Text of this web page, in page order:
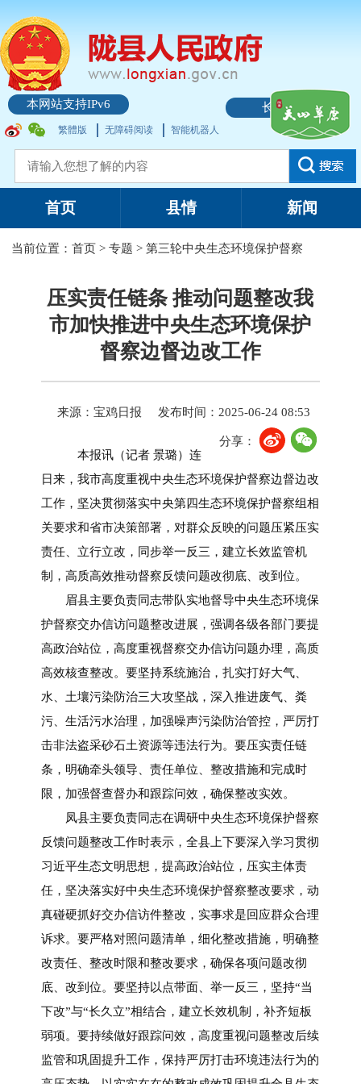
本网站支持IPv6 长者模式
繁體版 无障碍阅读 智能机器人
首页 县情 新闻
当前位置：首页 >专题 >第三轮中央生态环境保护督察
压实责任链条 推动问题整改我
市加快推进中央生态环境保护
督察边督边改工作
来源：宝鸡日报 发布时间：2025-06-24 08:53
分享：
本报讯（记者 景璐）连
日来，我市高度重视中央生态环境保护督察边督边改
工作，坚决贯彻落实中央第四生态环境保护督察组相
关要求和省市决策部署，对群众反映的问题压紧压实
责任、立行立改，同步举一反三，建立长效监管机
制，高质高效推动督察反馈问题改彻底、改到位。
眉县主要负责同志带队实地督导中央生态环境保
护督察交办信访问题整改进展，强调各级各部门要提
高政治站位，高度重视督察交办信访问题办理，高质
高效核查整改。要坚持系统施治，扎实打好大气、
水、土壤污染防治三大攻坚战，深入推进废气、粪
污、生活污水治理，加强噪声污染防治管控，严厉打
击非法盗采砂石土资源等违法行为。要压实责任链
条，明确牵头领导、责任单位、整改措施和完成时
限，加强督查督办和跟踪问效，确保整改实效。
凤县主要负责同志在调研中央生态环境保护督察
反馈问题整改工作时表示，全县上下要深入学习贯彻
习近平生态文明思想，提高政治站位，压实主体责
任，坚决落实好中央生态环境保护督察整改要求，动
真碰硬抓好交办信访件整改，实事求是回应群众合理
诉求。要严格对照问题清单，细化整改措施，明确整
改责任、整改时限和整改要求，确保各项问题改彻
底、改到位。要坚持以点带面、举一反三，坚持“当
下改”与“长久立”相结合，建立长效机制，补齐短板
弱项。要持续做好跟踪问效，高度重视问题整改后续
监管和巩固提升工作，保持严厉打击环境违法行为的